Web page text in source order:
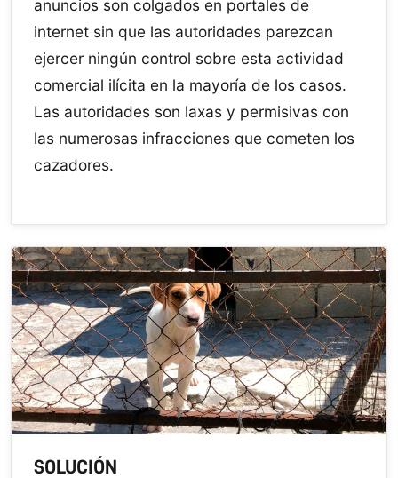
anuncios son colgados en portales de
internet sin que las autoridades parezcan
ejercer ningún control sobre esta actividad
comercial ilícita en la mayoría de los casos.
Las autoridades son laxas y permisivas con
las numerosas infracciones que cometen los
cazadores.
SOLUCIÓN